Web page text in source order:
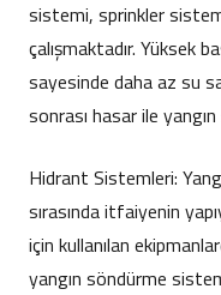
sistemi, sprinkler
çalışmaktadır. Yüksek
sayesinde daha az su
sonrası hasar ile
Hidrant Sistemleri:
sırasında itfaiyenin
için kullanılan
yangın söndürme